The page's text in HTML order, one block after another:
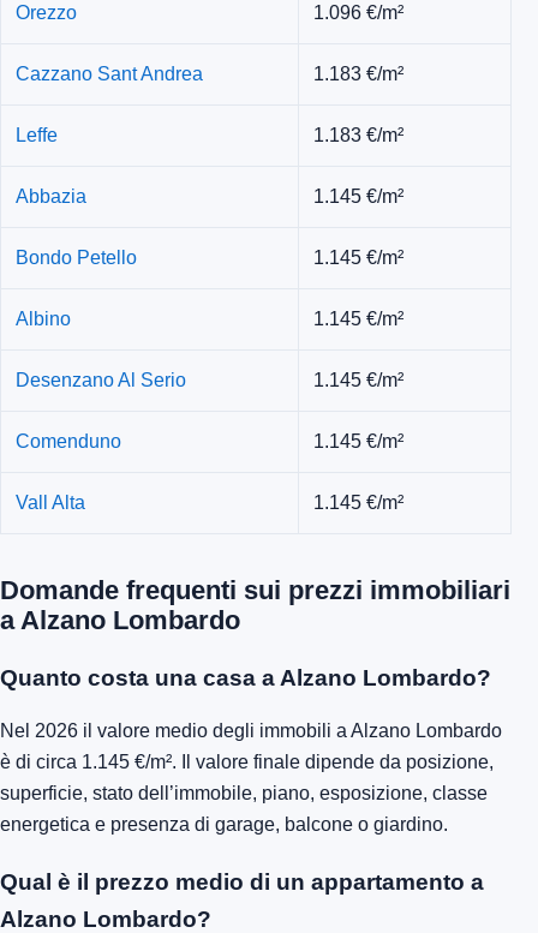
Orezzo 1.096 €/m²
Cazzano Sant Andrea 1.183 €/m²
Leffe 1.183 €/m²
Abbazia 1.145 €/m²
Bondo Petello 1.145 €/m²
Albino 1.145 €/m²
Desenzano Al Serio 1.145 €/m²
Comenduno 1.145 €/m²
Vall Alta 1.145 €/m²
Domande frequenti sui prezzi immobiliari
a Alzano Lombardo
Quanto costa una casa a Alzano Lombardo?
Nel 2026 il valore medio degli immobili a Alzano Lombardo
è di circa 1.145 €/m². Il valore finale dipende da posizione,
superficie, stato dell’immobile, piano, esposizione, classe
energetica e presenza di garage, balcone o giardino.
Qual è il prezzo medio di un appartamento a
Alzano Lombardo?